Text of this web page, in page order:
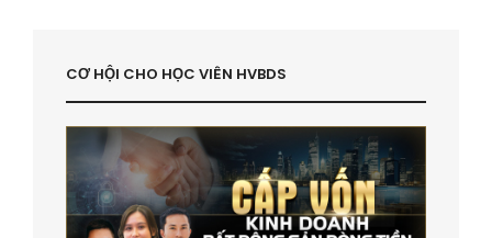
CƠ HỘI CHO HỌC VIÊN HVBDS